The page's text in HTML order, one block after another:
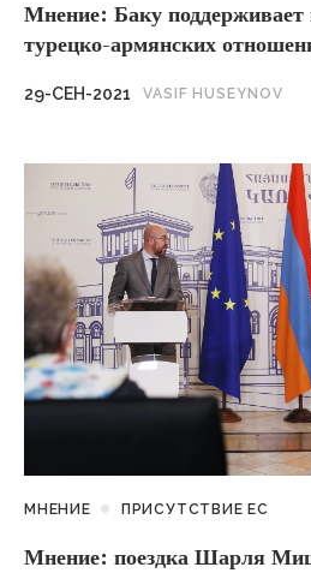
Мнение: Баку
турецко-армянских
29-СЕН-2021 VASIF HUSEYNOV
МНЕНИЕ ПРИСУТСТВИЕ ЕС
Мнение: поездка Шарля